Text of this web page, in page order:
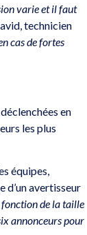
varie et il faut
technicien
cas de fortes
en
les plus
équipes,
d’un avertisseur
fonction de la taille
annonceurs pour